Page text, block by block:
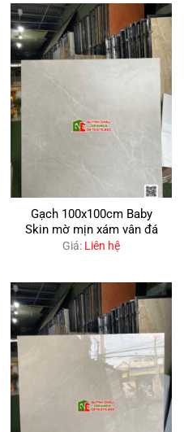
Gạch 100x100cm Baby
Skin mờ mịn xám vân đá
Giá: Liên hệ